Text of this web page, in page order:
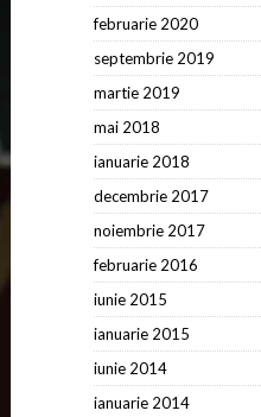
februarie 2020
septembrie 2019
martie 2019
mai 2018
ianuarie 2018
decembrie 2017
noiembrie 2017
februarie 2016
iunie 2015
ianuarie 2015
iunie 2014
ianuarie 2014